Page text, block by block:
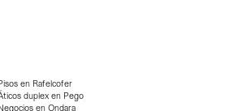
en Rafelcofer
duplex en Pego